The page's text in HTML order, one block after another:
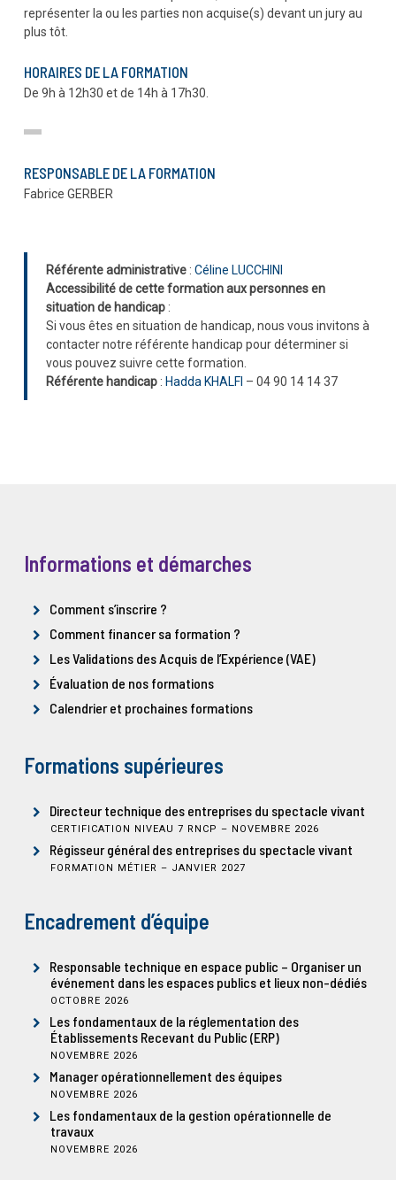
représenter la ou les parties non acquise(s) devant un jury au
plus tôt.
HORAIRES DE LA FORMATION
De 9h à 12h30 et de 14h à 17h30.
RESPONSABLE DE LA FORMATION
Fabrice GERBER
Référente administrative :Céline LUCCHINI
Accessibilité de cette formation aux personnes en
situation de handicap :
Si vous êtes en situation de handicap, nous vous invitons à
contacter notre référente handicap pour déterminer si
vous pouvez suivre cette formation.
Référente handicap :Hadda KHALFI – 04 90 14 14 37
Informations et démarches
Comment s’inscrire ?
Comment financer sa formation ?
Les Validations des Acquis de l’Expérience (VAE)
Évaluation de nos formations
Calendrier et prochaines formations
Formations supérieures
Directeur technique des entreprises du spectacle vivant
CERTIFICATION NIVEAU 7 RNCP – NOVEMBRE 2026
Régisseur général des entreprises du spectacle vivant
FORMATION MÉTIER – JANVIER 2027
Encadrement d’équipe
Responsable technique en espace public – Organiser un
événement dans les espaces publics et lieux non-dédiés
OCTOBRE 2026
Les fondamentaux de la réglementation des
Établissements Recevant du Public (ERP)
NOVEMBRE 2026
Manager opérationnellement des équipes
NOVEMBRE 2026
Les fondamentaux de la gestion opérationnelle de
travaux
NOVEMBRE 2026